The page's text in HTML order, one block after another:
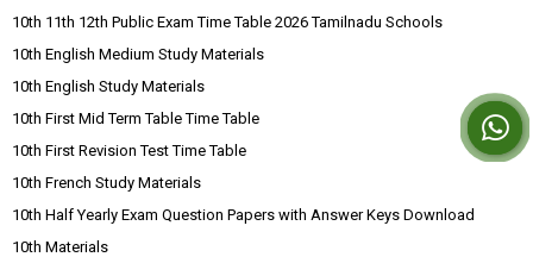
10th 11th 12th Public Exam Time Table 2026 Tamilnadu Schools
10th English Medium Study Materials
10th English Study Materials
10th First Mid Term Table Time Table
10th First Revision Test Time Table
10th French Study Materials
10th Half Yearly Exam Question Papers with Answer Keys Download
10th Materials